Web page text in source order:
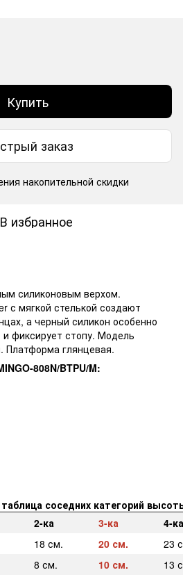
Купить
заказ
накопительной скидки
В избранное
силиконовым верхом.
с мягкой стелькой создают
а черный силикон особенно
и фиксирует стопу. Модель
Платформа глянцевая.
808N/BTPU/M:
соседних категорий
2-ка 3-ка
4-ка
18 см. 20 см.
23
8 см. 10 см.
13